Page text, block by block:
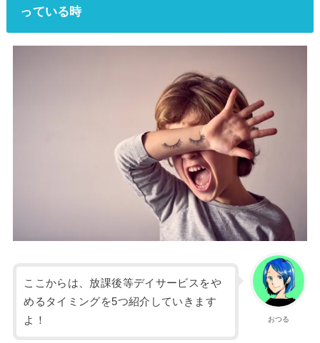
っている時
おつる
ここからは、放課後等デイサービスをや
めるタイミングを5つ紹介していきます
よ！